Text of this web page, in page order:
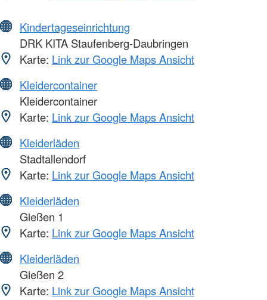
Kindertageseinrichtung
DRK KITA Staufenberg-Daubringen
Karte: Link zur Google Maps Ansicht
Kleidercontainer
Kleidercontainer
Karte: Link zur Google Maps Ansicht
Kleiderläden
Stadtallendorf
Karte: Link zur Google Maps Ansicht
Kleiderläden
Gießen 1
Karte: Link zur Google Maps Ansicht
Kleiderläden
Gießen 2
Karte: Link zur Google Maps Ansicht